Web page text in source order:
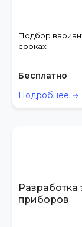
Подбор
сроках
Бесплатно
Подробнее
Разработка
приборов